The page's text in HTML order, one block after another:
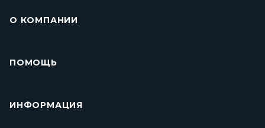
О КОМПАНИИ
ПОМОЩЬ
ИНФОРМАЦИЯ